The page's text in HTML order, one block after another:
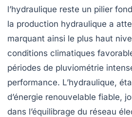
l’hydraulique reste un pilier
la production hydraulique a
marquant ainsi le plus haut
conditions climatiques
périodes de pluviométrie
performance. L’hydraulique,
d’énergie renouvelable fiable,
dans l’équilibrage du réseau